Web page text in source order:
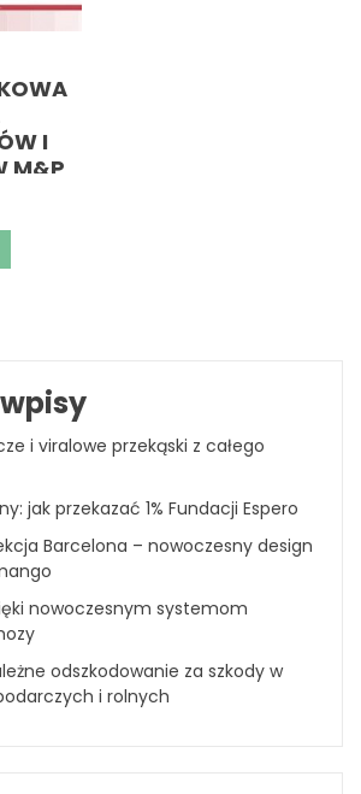
I
M&P
i viralowe przekąski z całego
jak przekazać 1% Fundacji Espero
Barcelona – nowoczesny design
nowoczesnym systemom
odszkodowanie za szkody w
i rolnych